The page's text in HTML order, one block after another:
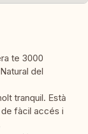
te 3000
del
tranquil. Està
fàcil accés i